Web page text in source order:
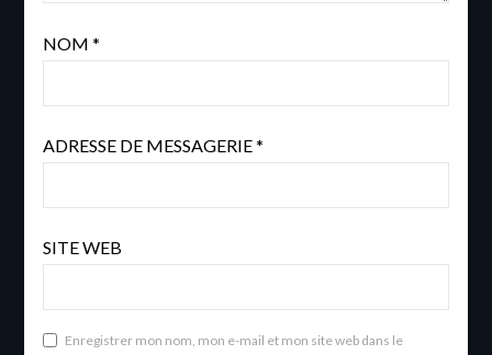
NOM *
ADRESSE DE MESSAGERIE*
SITE WEB
Enregistrer mon nom, mon e-mail et mon site web dans le